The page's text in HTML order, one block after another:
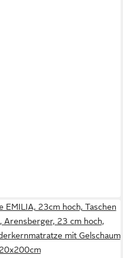
23cm hoch, Taschen
Arensberger, 23 cm hoch,
mit Gelschaum